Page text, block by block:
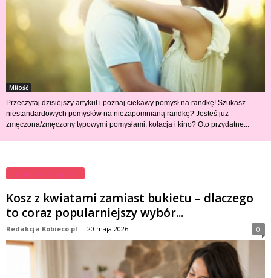
Miłość
Przeczytaj dzisiejszy artykuł i poznaj ciekawy pomysł na randkę! Szukasz
niestandardowych pomysłów na niezapomnianą randkę? Jesteś już
zmęczona/zmęczony typowymi pomysłami: kolacja i kino? Oto przydatne...
Najnowsze wpisy
Kosz z kwiatami zamiast bukietu – dlaczego
to coraz popularniejszy wybór...
Redakcja Kobieco.pl - 20 maja 2026 0